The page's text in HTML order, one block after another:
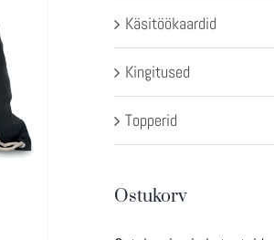
Käsitöökaardid
Kingitused
Topperid
Ostukorv